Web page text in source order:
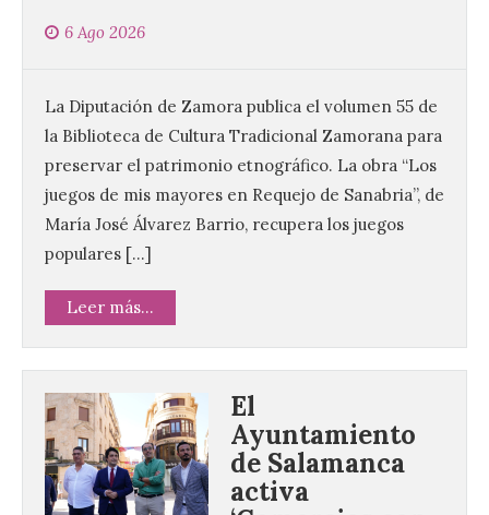
6 Ago 2026
La Diputación de Zamora publica el volumen 55 de
la Biblioteca de Cultura Tradicional Zamorana para
preservar el patrimonio etnográfico. La obra “Los
juegos de mis mayores en Requejo de Sanabria”, de
María José Álvarez Barrio, recupera los juegos
populares […]
Leer más...
El
Ayuntamiento
de Salamanca
activa